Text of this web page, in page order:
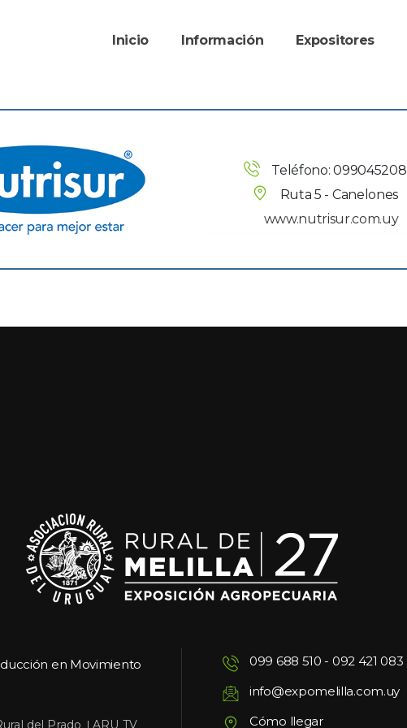
Inicio Información Expositore
Teléfono: 099045208
Ruta 5 - Canelone
www.nutrisur.com.uy
en Movimiento
del Prado ARU TV
099 688 510 - 092 421 083
info@expomelilla.com.uy
Cómo llegar